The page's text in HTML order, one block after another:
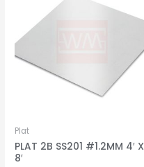
Plat
PLAT 2B SS201 #1.2MM 4′ X
8′